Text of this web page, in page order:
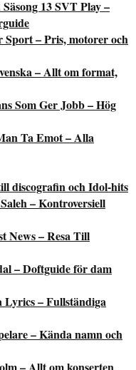
13 SVT Play –
Sport – Pris, motorer och
– Allt om format,
Som Ger Jobb – Hög
Ta Emot – Alla
discografin och Idol-hits
– Kontroversiell
News – Resa Till
– Doftguide för dam
– Fullständiga
– Kända namn och